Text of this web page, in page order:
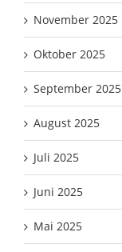
November 2025
Oktober 2025
September 2025
August 2025
Juli 2025
Juni 2025
Mai 2025